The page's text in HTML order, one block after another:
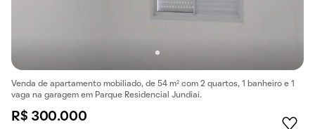
Venda de apartamento mobiliado, de 54 m² com 2 quartos, 1 banheiro e 1
vaga na garagem em Parque Residencial Jundiaí.
R$ 300.000